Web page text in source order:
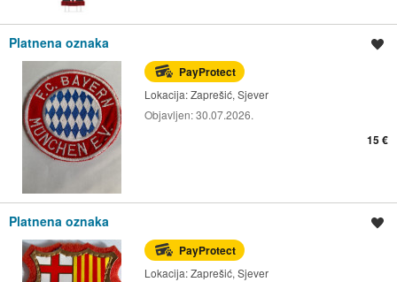
Platnena oznaka
PayProtect
Lokacija:Zaprešić, Sjever
Objavljen:30.07.2026.
15 €
Platnena oznaka
PayProtect
Lokacija:Zaprešić, Sjever